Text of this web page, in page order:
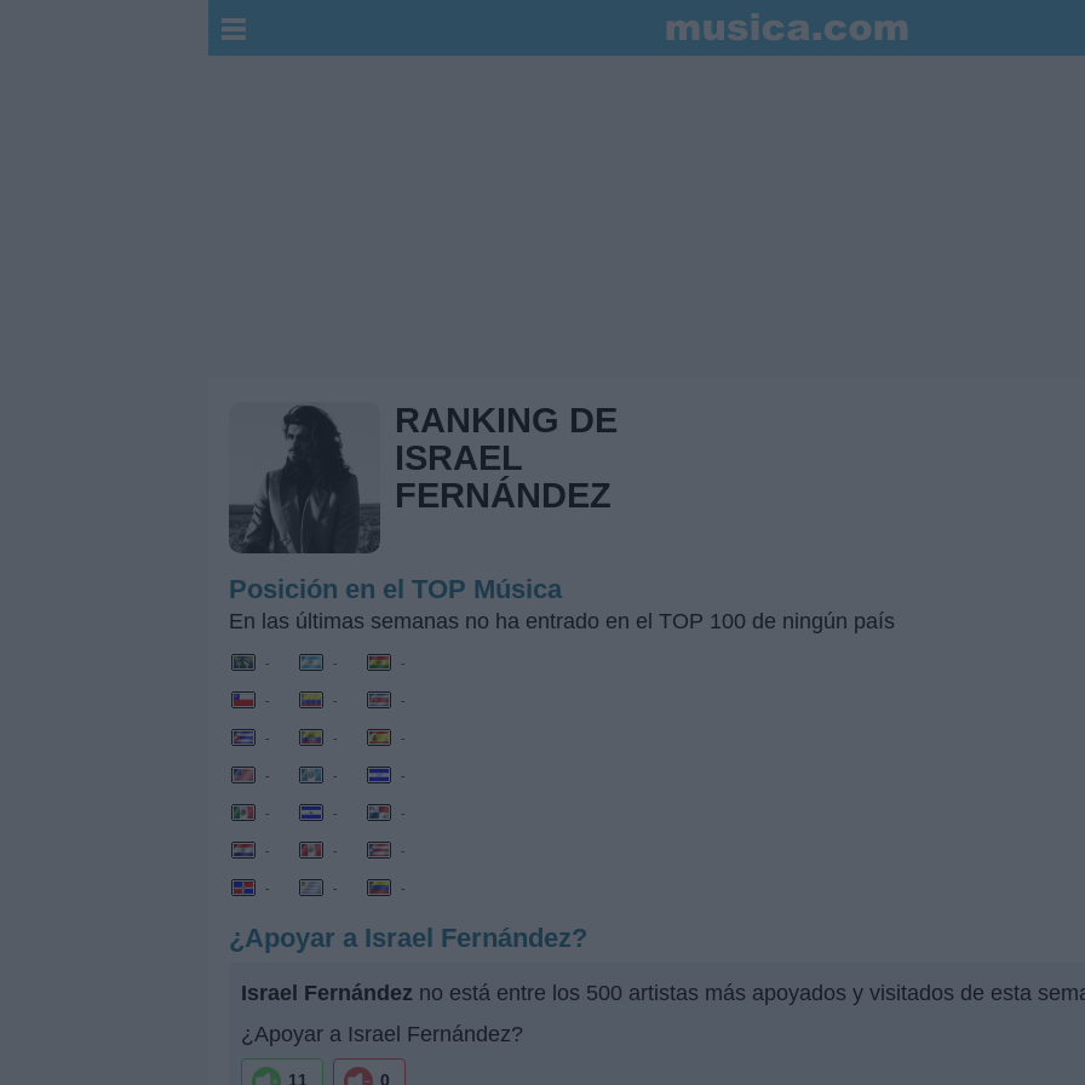
RANKING DE
ISRAEL
FERNÁNDEZ
Posición en el TOP Música
En las últimas semanas no ha entrado en el TOP 100 de ningún país
- - -
- - -
- - -
- - -
- - -
- - -
- - -
¿Apoyar a Israel Fernández?
Israel Fernández no está entre los 500 artistas más apoyados y visitados de esta
¿Apoyar a Israel Fernández?
11 0